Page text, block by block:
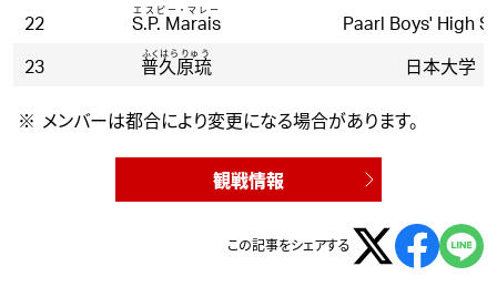
22 S.P. Marais
エスピー・マレー
Paarl Boys' High
23 普久原琉
ふくはらりゅう
日本大学
メンバーは都合により変更になる場合があります。
観戦情報
この記事をシェアする